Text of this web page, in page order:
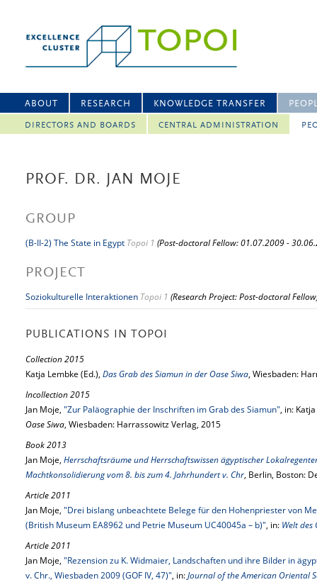
ABOUT RESEARCH KNOWLEDGE TRANSFER
DIRECTORS AND BOARDS CENTRAL ADMINISTRATION
PROF. DR. JAN MOJE
GROUP
(B-II-2) The State in Egypt Topoi 1 (Post-doctoral Fellow: 01.07.2009 -
PROJECT
Soziokulturelle Interaktionen Topoi 1 (Research Project: Post-doctoral
PUBLICATIONS IN TOPOI
Collection 2015
Katja Lembke (Ed.), Das Grab des Siamun in der Oase Siwa, Wiesbaden:
Incollection 2015
Jan Moje, "Zur Paläographie der Inschriften im Grab des Siamun", in:
Oase Siwa, Wiesbaden: Harrassowitz Verlag, 2015
Book 2013
Jan Moje, Herrschaftsräume und Herrschaftswissen ägyptischer
Machtkonsolidierung vom 8. bis zum 4. Jahrhundert v. Chr, Berlin, Boston:
Article 2011
Jan Moje, "Drei bislang unbeachtete Belege für den Hohenpriester von
(British Museum EA8962 und Petrie Museum UC40045a – b)", in: Welt des
Article 2011
Jan Moje, "Rezension zu K. Widmaier, Landschaften und ihre Bilder in
v. Chr., Wiesbaden 2009 (GOF IV, 47)", in:Journal of the American Oriental